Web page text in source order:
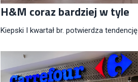
H&M coraz bardziej w tyle
Kiepski I kwartał br. potwierdza tendencję